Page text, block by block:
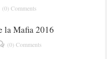
(0) Comments
la Mafia 2016
(0) Comments